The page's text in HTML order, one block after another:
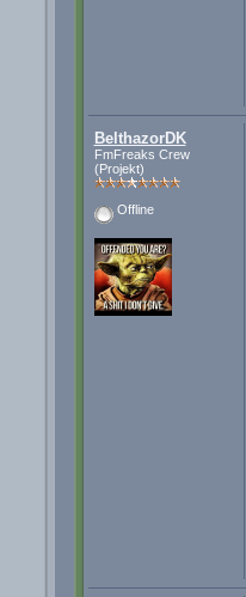
BelthazorDK
FmFreaks Crew
(Projekt)
Offline